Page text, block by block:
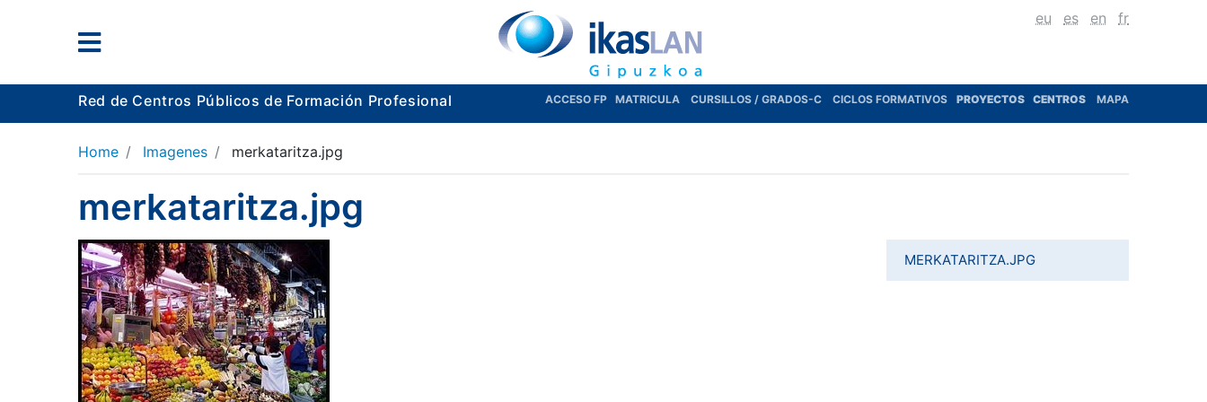
eu es en fr
Red de Centros Públicos de Formación Profesional ACCESO FP MATRICULA CURSILLOS / GRADOS-C CICLOS FORMATIVOS PROYECTOS CENTROS MAPA
Home Imagenes merkataritza.jpg
merkataritza.jpg
MERKATARITZA.JPG